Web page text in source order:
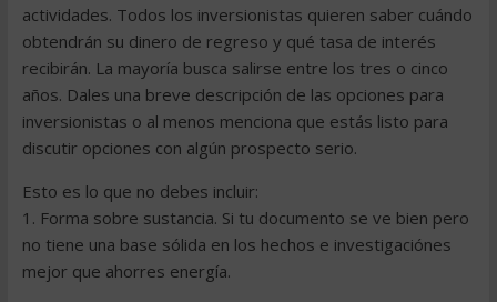
actividades. Todos los inversionistas quieren saber cuándo
obtendrán su dinero de regreso y qué tasa de interés
recibirán. La mayoría busca salirse entre los tres o cinco
años. Dales una breve descripción de las opciones para
inversionistas o al menos menciona que estás listo para
discutir opciones con algún prospecto serio.
Esto es lo que no debes incluir:
1. Forma sobre sustancia. Si tu documento se ve bien pero
no tiene una base sólida en los hechos e investigaciónes
mejor que ahorres energía.